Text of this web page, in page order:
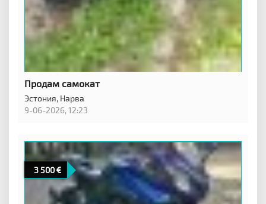
Продам самокат
Эстония, Нарва
9-06-2026, 12:23
3 500